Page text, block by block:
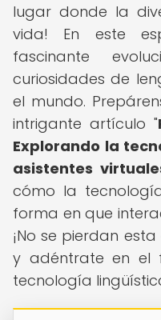
lugar donde la
vida! En este
fascinante
curiosidades de
el mundo.
intrigante artículo "
Explorando la
asistentes
cómo la
forma en que
¡No se pierdan
y adéntrate en el
tecnología